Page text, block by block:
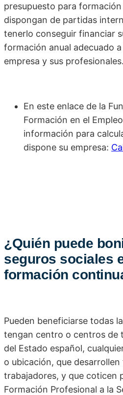
presupuesto para
dispongan de partidas
tenerlo conseguir financiar
formación anual adecuado
empresa y sus profesionales.
En este enlace de la
Formación en el
información para
dispone su empresa:
¿Quién puede
seguros sociales
formación
Pueden beneficiarse todas
tengan centro o centros de
del Estado español,
o ubicación, que
trabajadores, y que coticen
Formación Profesional a la